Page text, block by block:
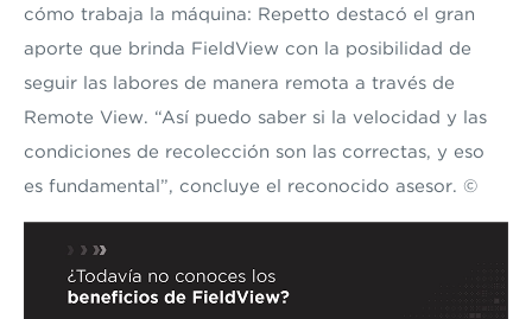
cómo trabaja la máquina: Repetto destacó el gran
aporte que brinda FieldView con la posibilidad de
seguir las labores de manera remota a través de
Remote View. “Así puedo saber si la velocidad y las
condiciones de recolección son las correctas, y eso
es fundamental”, concluye el reconocido asesor. ©